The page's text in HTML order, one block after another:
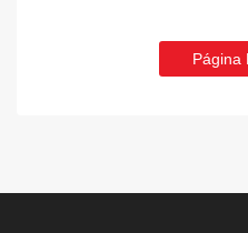
Página